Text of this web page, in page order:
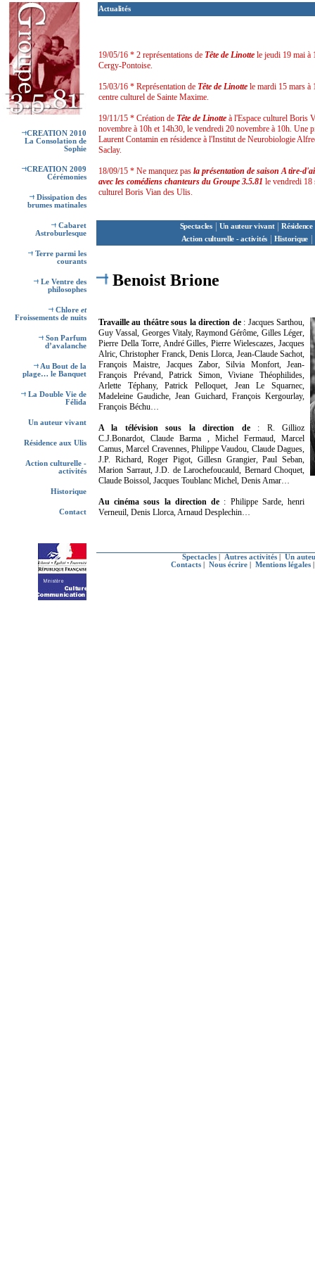
CREATION 2010
La Consolation de
Sophie
CREATION 2009
Cérémonies
Dissipation des
brumes matinales
Cabaret
Astroburlesque
Terre parmi les
courants
Le Ventre des
philosophes
Chlore et
Froissements de nuits
Son Parfum
d’avalanche
Au Bout de la
plage… le Banquet
La Double Vie de
Félida
Un auteur vivant
Résidence aux Ulis
Action culturelle -
activités
Historique
Contact
Actualités
19/05/16 * 2 représentations de Tête de Linotte le jeudi 19 mai à
Cergy-Pontoise.
15/03/16 * Représentation de Tête de Linotte le mardi 15 mars à
centre culturel de Sainte Maxime.
19/11/15 * Création de Tête de Linotte à l'Espace culturel Boris
novembre à 10h et 14h30, le vendredi 20 novembre à 10h. Une
Laurent Contamin en résidence à l'Institut de Neurobiologie
Saclay.
18/09/15 * Ne manquez pas la présentation de saison A tire-
avec les comédiens chanteurs du Groupe 3.5.81 le vendredi 18
culturel Boris Vian des Ulis.
Spectacles | Un auteur vivant |
Action culturelle - activités | Historique |
Benoist Brione
Travaille au théâtre sous la direction de: Jacques Sarthou,
Guy Vassal, Georges Vitaly, Raymond Gérôme, Gilles Léger,
Pierre Della Torre, André Gilles, Pierre Wielescazes, Jacques
Alric, Christopher Franck, Denis Llorca, Jean-Claude Sachot,
François Maistre, Jacques Zabor, Silvia Monfort, Jean-
François Prévand, Patrick Simon, Viviane Théophilides,
Arlette Téphany, Patrick Pelloquet, Jean Le Squarnec,
Madeleine Gaudiche, Jean Guichard, François Kergourlay,
François Béchu…
A la télévision sous la direction de: R. Gillioz
C.J.Bonardot, Claude Barma , Michel Fermaud, Marcel
Camus, Marcel Cravennes, Philippe Vaudou, Claude Dagues,
J.P. Richard, Roger Pigot, Gillesn Grangier, Paul Seban,
Marion Sarraut, J.D. de Larochefoucauld, Bernard Choquet,
Claude Boissol, Jacques Toublanc Michel, Denis Amar…
Au cinéma sous la direction de : Philippe Sarde, henri
Verneuil, Denis Llorca, Arnaud Desplechin…
Spectacles| Autres activités|
Un
Contacts| Nous écrire| Mentions légales